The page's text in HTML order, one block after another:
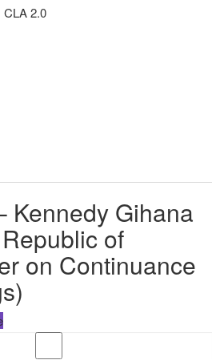
CLA 2.0
Kennedy Gihana
of
on Continuance